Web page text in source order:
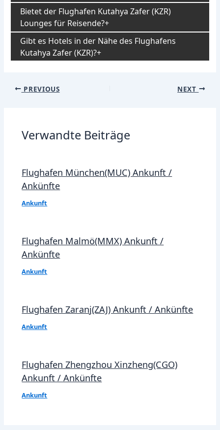
Bietet der Flughafen Kutahya Zafer (KZR)
Lounges für Reisende?
Gibt es Hotels in der Nähe des Flughafens
Kutahya Zafer (KZR)?
Post
PREVIOUS NEXT
Verwandte Beiträge
Flughafen München(MUC) Ankunft /
Ankünfte
Ankunft
Flughafen Malmö(MMX) Ankunft /
Ankünfte
Ankunft
Flughafen Zaranj(ZAJ) Ankunft / Ankünfte
Ankunft
Flughafen Zhengzhou Xinzheng(CGO)
Ankunft / Ankünfte
Ankunft